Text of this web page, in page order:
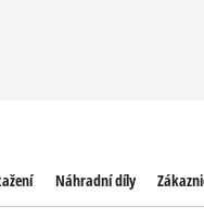
Náhradní díly